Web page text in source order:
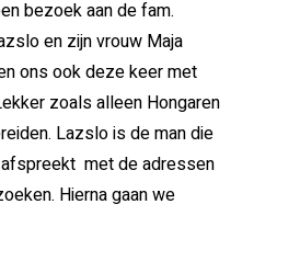
bezoek aan de fam.
en zijn vrouw Maja
ons ook deze keer met
zoals alleen Hongaren
Lazslo is de man die
met de adressen
Hierna gaan we